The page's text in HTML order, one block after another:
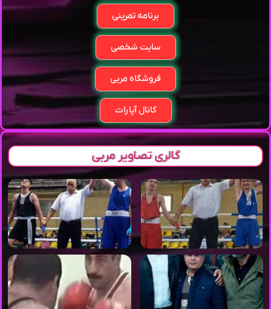
برنامه تمرینی
سایت شخصی
فروشگاه مربی
کانال آپارات
گالری تصاویر مربی